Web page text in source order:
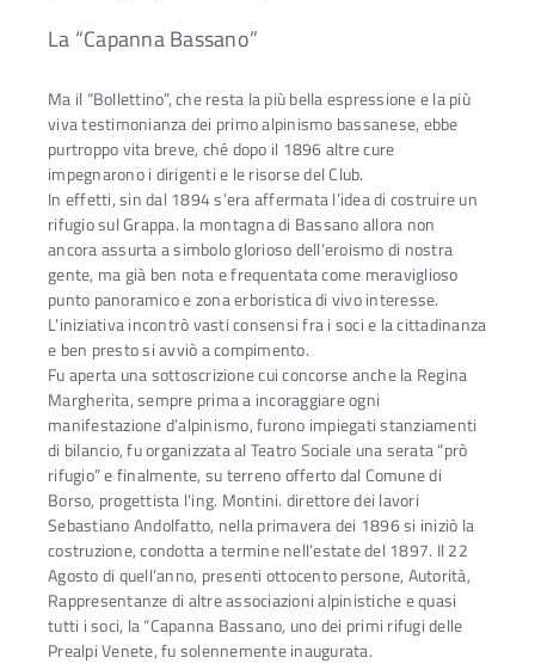
La “Capanna Bassano”
Ma il “Bollettino”, che resta la più bella espressione e la più
viva testimonianza dei primo alpinismo bassanese, ebbe
purtroppo vita breve, ché dopo il 1896 altre cure
impegnarono i dirigenti e le risorse del Club.
In effetti, sin dal 1894 s’era affermata l’idea di costruire un
rifugio sul Grappa. la montagna di Bassano allora non
ancora assurta a simbolo glorioso dell’eroismo di nostra
gente, ma già ben nota e frequentata come meraviglioso
punto panoramico e zona erboristica di vivo interesse.
L’iniziativa incontrò vasti consensi fra i soci e la cittadinanza
e ben presto si avviò a compimento.
Fu aperta una sottoscrizione cui concorse anche la Regina
Margherita, sempre prima a incoraggiare ogni
manifestazione d’alpinismo, furono impiegati stanziamenti
di bilancio, fu organizzata al Teatro Sociale una serata “prò
rifugio” e finalmente, su terreno offerto dal Comune di
Borso, progettista l’ing. Montini. direttore dei lavori
Sebastiano Andolfatto, nella primavera dei 1896 si iniziò la
costruzione, condotta a termine nell’estate del 1897. Il 22
Agosto di quell’anno, presenti ottocento persone, Autorità,
Rappresentanze di altre associazioni alpinistiche e quasi
tutti i soci, la “Capanna Bassano, uno dei primi rifugi delle
Prealpi Venete, fu solennemente inaugurata.